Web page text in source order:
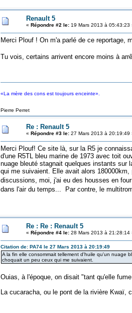
Renault 5
« Répondre #2 le:19 Mars 2013 à 05:43:23
Merci Plouf ! On m'a parlé de ce reportage,
Tu vois, certains arrivent encore moins à
«La mère des cons est toujours enceinte».
Pierre Perret
Re : Renault 5
« Répondre #3 le:27 Mars 2013 à 20:19:49
Merci Plouf! Ce site là, sur la R5 je
d'une R5TL bleu marine de 1973 avec toit
nuage bleuté stagnait quelques instants sur
qui me suivaient. Elle avait alors
discussions, moi, j'ai eu des housses en
dans l'air du temps... Par contre, le
Re : Re : Renault 5
« Répondre #4 le:28 Mars 2013 à 21:28:14
Citation de: PA74 le 27 Mars 2013 à 20:19:49
A la fin elle consommait tellement d'huile qu'un nuage
choquait un peu ceux qui me suivaient.
Ouias, à l'époque, on disait "tant qu'elle
La cucaracha, ou le pont de la rivière Kwaï,